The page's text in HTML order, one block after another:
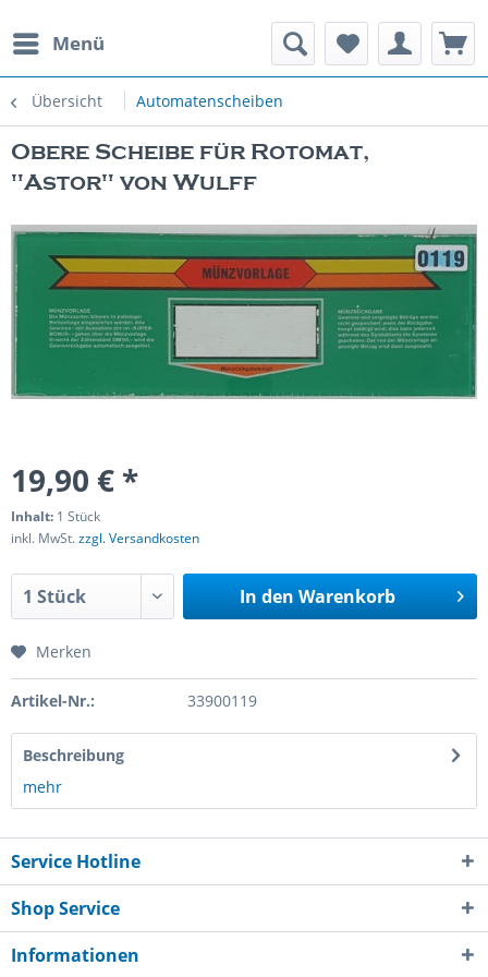
Menü
Übersicht Automatenscheiben
Spielautomaten
Obere Scheibe für Rotomat,
"Astor" von Wulff
19,90 € *
Inhalt: 1 Stück
inkl. MwSt.zzgl. Versandkosten
In den Warenkorb
Merken
Artikel-Nr.: 33900119
Beschreibung
mehr
Service Hotline
Shop Service
Informationen